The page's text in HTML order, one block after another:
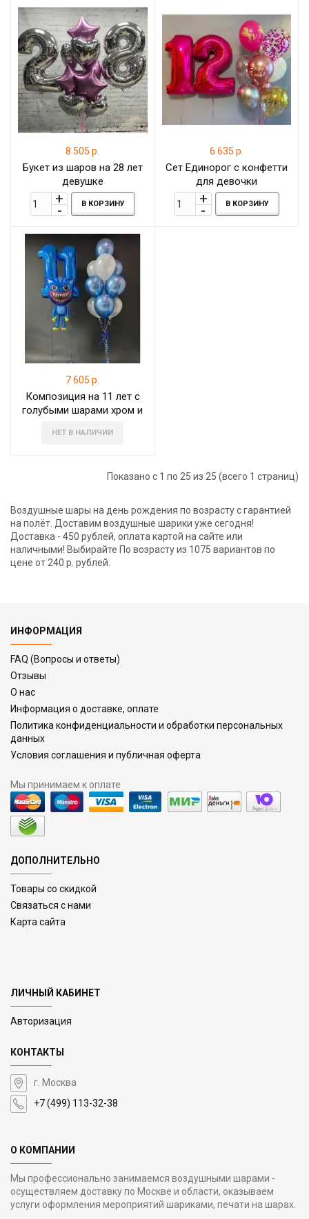
8 505 р.
Букет из шаров на 28 лет
девушке
В КОРЗИНУ
6 635 р.
Сет Единорог с конфетти
для девочки
В КОРЗИНУ
7 605 р.
Композиция на 11 лет с
голубыми шарами хром и
НЕТ В НАЛИЧИИ
Показано с 1 по 25 из 25 (всего 1 страниц)
Воздушные шары на день рождения по возрасту с гарантией
на полёт. Доставим воздушные шарики уже сегодня!
Доставка - 450 рублей, оплата картой на сайте или
наличными! Выбирайте По возрасту из 1075 вариантов по
цене от 240 р. рублей.
ИНФОРМАЦИЯ
FAQ (Вопросы и ответы)
Отзывы
О нас
Информация о доставке, оплате
Политика конфиденциальности и обработки персональных
данных
Условия соглашения и публичная оферта
Мы принимаем к оплате
ДОПОЛНИТЕЛЬНО
Товары со скидкой
Связаться с нами
Карта сайта
ЛИЧНЫЙ КАБИНЕТ
Авторизация
КОНТАКТЫ
г. Москва
+7 (499) 113-32-38
О КОМПАНИИ
Мы профессионально занимаемся воздушными шарами -
осуществляем доставку по Москве и области, оказываем
услуги оформления мероприятий шариками, печати на шарах.